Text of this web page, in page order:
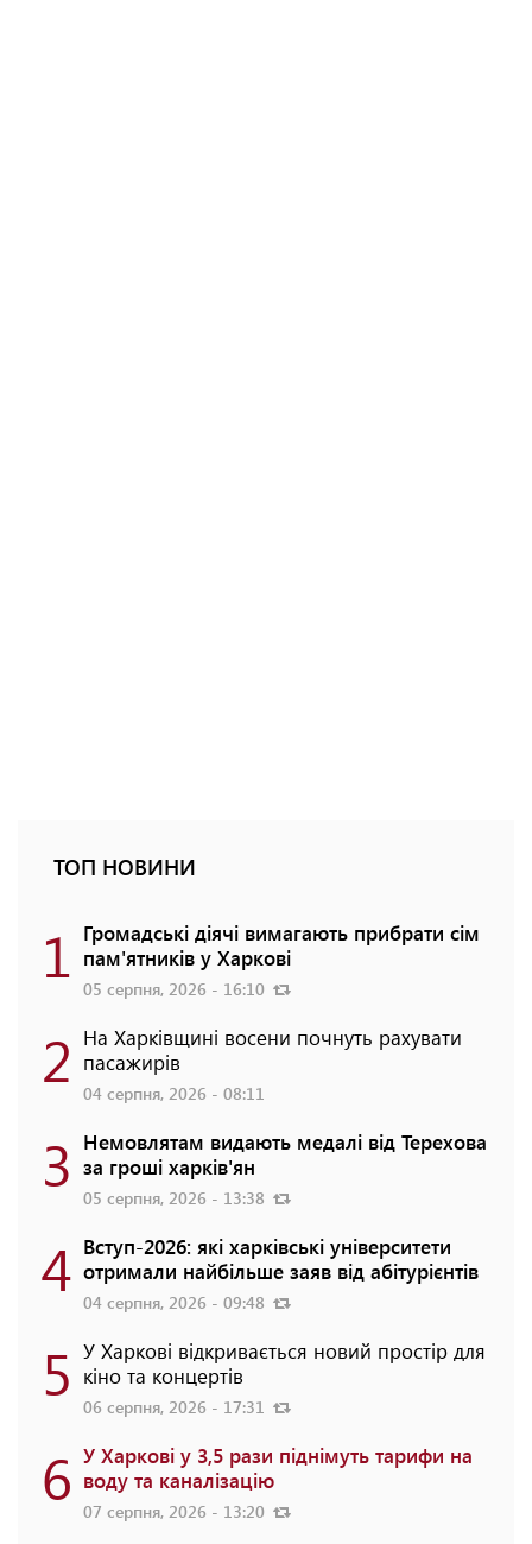
ТОП НОВИНИ
1 Громадські діячі вимагають прибрати сім
пам'ятників у Харкові
05 серпня, 2026 - 16:10
2 На Харківщині восени почнуть рахувати
пасажирів
04 серпня, 2026 - 08:11
3 Немовлятам видають медалі від Терехова
за гроші харків'ян
05 серпня, 2026 - 13:38
4 Вступ-2026: які харківські університети
отримали найбільше заяв від абітурієнтів
04 серпня, 2026 - 09:48
5 У Харкові відкривається новий простір для
кіно та концертів
06 серпня, 2026 - 17:31
6 У Харкові у 3,5 рази піднімуть тарифи на
воду та каналізацію
07 серпня, 2026 - 13:20